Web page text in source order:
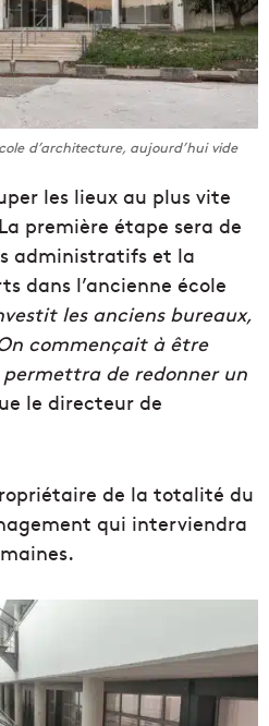
d’architecture, aujourd’hui vide
les lieux au plus vite
première étape sera de
administratifs et la
dans l’ancienne école
les anciens bureaux,
commençait à être
de redonner un
le directeur de
de la totalité du
qui interviendra